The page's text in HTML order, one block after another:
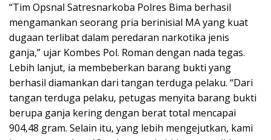
“Tim Opsnal Satresnarkoba Polres Bima berhasil
mengamankan seorang pria berinisial MA yang kuat
dugaan terlibat dalam peredaran narkotika jenis
ganja,” ujar Kombes Pol. Roman dengan nada tegas.
Lebih lanjut, ia membeberkan barang bukti yang
berhasil diamankan dari tangan terduga pelaku. “Dari
tangan terduga pelaku, petugas menyita barang bukti
berupa ganja kering dengan berat total mencapai
904,48 gram. Selain itu, yang lebih mengejutkan, kami